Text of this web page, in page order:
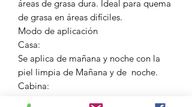
áreas de grasa dura. Ideal para quema
de grasa en áreas difíciles.
Modo de aplicación
Casa:
Se aplica de mañana y noche con la
piel limpia de Mañana y de noche.
Cabina: